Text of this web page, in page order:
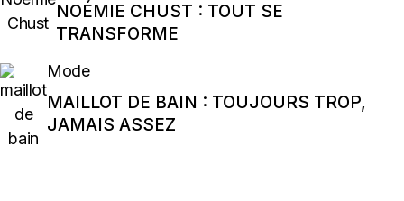
NOÉMIE CHUST : TOUT SE
TRANSFORME
Mode
MAILLOT DE BAIN : TOUJOURS TROP,
JAMAIS ASSEZ